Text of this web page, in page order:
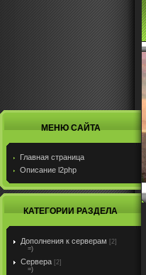
МЕНЮ САЙТА
Главная страница
Описание l2php
КАТЕГОРИИ РАЗДЕЛА
Дополнения к серверам [2]
=)
Сервера [2]
=)